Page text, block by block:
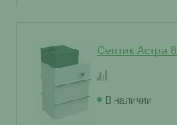
Септик Астра
В наличии